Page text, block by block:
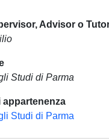
Advisor o
Studi di Parma
appartenenza
Studi di Parma